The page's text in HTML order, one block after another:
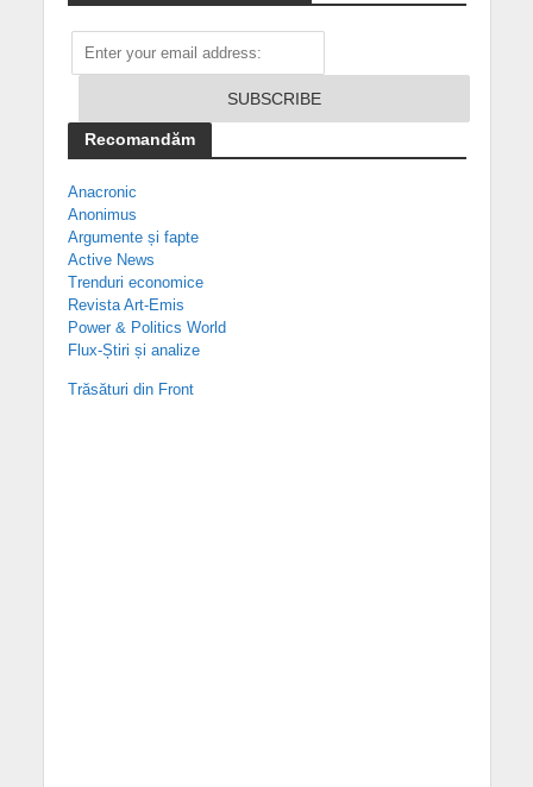
Recomandăm
Anacronic
Anonimus
Argumente și fapte
Active News
Trenduri economice
Revista Art-Emis
Power & Politics World
Flux-Știri și analize
Trăsături din Front